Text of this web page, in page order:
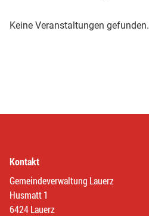
Keine Veranstaltungen gefunden.
Kontakt
Gemeindeverwaltung Lauerz
Husmatt 1
6424 Lauerz